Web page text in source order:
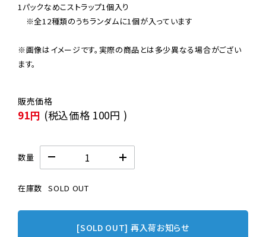
1パックなめこストラップ1個入り
※全12種類のうちランダムに1個が入っています
※画像はイメージです。実際の商品とは多少異なる場合がござい
ます。
91円 (税込価格 100円 )
数量
在庫数 SOLD OUT
[SOLD OUT] 再入荷お知らせ